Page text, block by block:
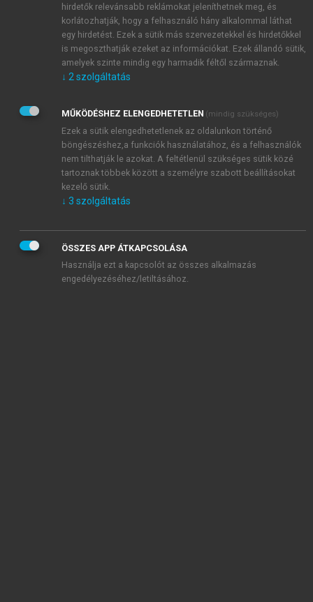
JELSZÓ ÚJRA
Kérek értesítést a MeRSZ újdonságairól, akcióiról.
Kérek értesítést az Akadémiai Kiadó Zrt. újdonságairól,
Adatkezelési tájékoztatóbanfoglaltakat tudomásul
veszem és elfogadom.
Általános vásárlási feltételeket, valamint a szotar.netés a
mersz.huoldalak licencszerződéseiben foglaltakat
tudomásul veszem és elfogadom.
KIPRÓBÁLOM
hirdetők relevánsabb reklámokat jeleníthetnek meg, és
korlátozhatják, hogy a felhasználó hány alkalommal láthat
egy hirdetést. Ezek a sütik más szervezetekkel és hirdetőkkel
is megoszthatják ezeket az információkat. Ezek állandó sütik,
amelyek szinte mindig egy harmadik féltől származnak.
↓ 2 szolgáltatás
MŰKÖDÉSHEZ ELENGEDHETETLEN (mindig szükséges)
Ezek a sütik elengedhetetlenek az oldalunkon történő
böngészéshez,a funkciók használatához, és a felhasználók
nem tilthatják le azokat. A feltétlenül szükséges sütik közé
tartoznak többek között a személyre szabott beállításokat
kezelő sütik.
↓ 3 szolgáltatás
ÖSSZES APP ÁTKAPCSOLÁSA
Használja ezt a kapcsolót az összes alkalmazás
engedélyezéséhez/letiltásához.